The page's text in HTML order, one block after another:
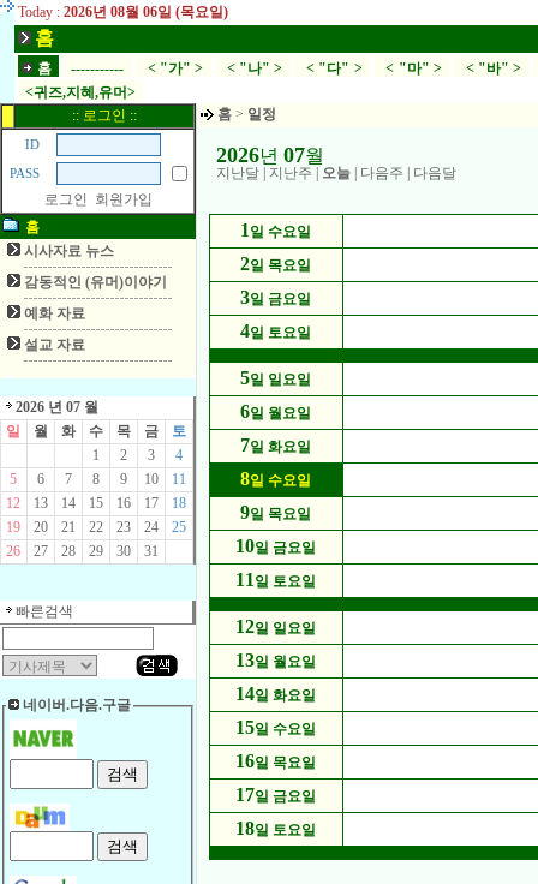
Today : 2026년 08월 06일 (목요일)
홈
홈 ----------- < "가" > < "나" > < "다" > < "마" > < "바" >
<귀즈,지혜,유머>
:: 로그인 ::
ID
PASS
로그인
회원가입
홈
시사자료 뉴스
감동적인 (유머)이야기
예화 자료
설교 자료
2026 년 07 월
일
월 화 수 목 금
토
1
2 3
4
5
6 7 8 9 10
11
12
13 14 15 16 17
18
19
20 21 22 23 24
25
26
27 28 29 30 31
빠른검색
네이버.다음.구글
홈 > 일정
2026년 07월
지난달 지난주 오늘 다음주 다음달
1 일 수요일
2일 목요일
3일 금요일
4일 토요일
5일 일요일
6일 월요일
7일 화요일
8일 수요일
9일 목요일
10일 금요일
11 일 토요일
12일 일요일
13일 월요일
14일 화요일
15일 수요일
16일 목요일
17일 금요일
18일 토요일